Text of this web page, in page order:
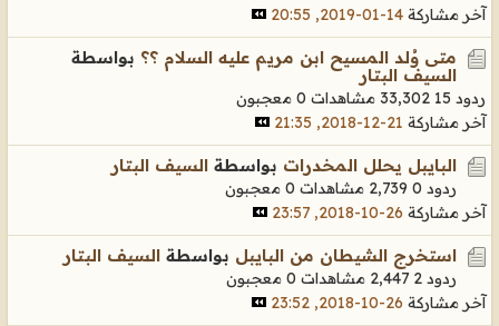
آخر مشاركة 14-01-2019, 20:55
متى وُلد المسيح ابن مريم عليه السلام ؟؟ بواسطة
السيف البتار
ردود 15 33,302 مشاهدات
0 معجبون
آخر مشاركة 21-12-2018, 21:35
البايبل يحلل المخدرات بواسطة السيف البتار
ردود 0 2,739 مشاهدات
0 معجبون
آخر مشاركة 26-10-2018, 23:57
استخرج الشيطان من البايبل بواسطة السيف البتار
ردود 2 2,447 مشاهدات
0 معجبون
آخر مشاركة 26-10-2018, 23:52